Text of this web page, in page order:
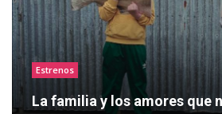
Estrenos
La familia y los amores que